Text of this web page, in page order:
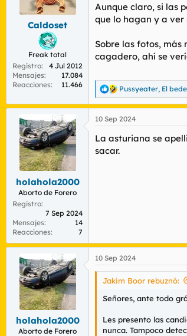
e
s
Caldoset
Freak total
Registro
4 Jul 2012
Mensajes
17.084
Reacciones
11.466
Aunque claro, si las
que lo hagan y a ver
Sobre las fotos,
cagadero, ahí se
R
e
a
c
i
o
Pussyeater, El
holahola2000
Aborto de Forero
Registro
7 Sep 2024
Mensajes
14
Reacciones
7
10 Sep 2024
La asturiana se
sacar.
holahola2000
Aborto de Forero
10 Sep 2024
Jakim Boor rebuznó:
Señores, ante todo
Les presento las
nunca. Tampoco